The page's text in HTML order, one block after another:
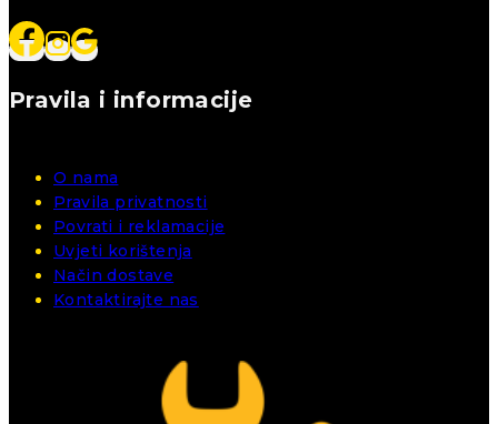
Pravila i informacije
O nama
Pravila privatnosti
Povrati i reklamacije
Uvjeti korištenja
Način dostave
Kontaktirajte nas